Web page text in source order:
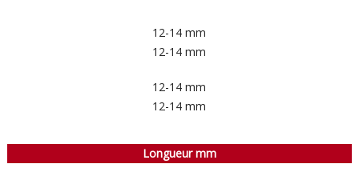
12-14 mm
12-14 mm
12-14 mm
12-14 mm
Longueur mm